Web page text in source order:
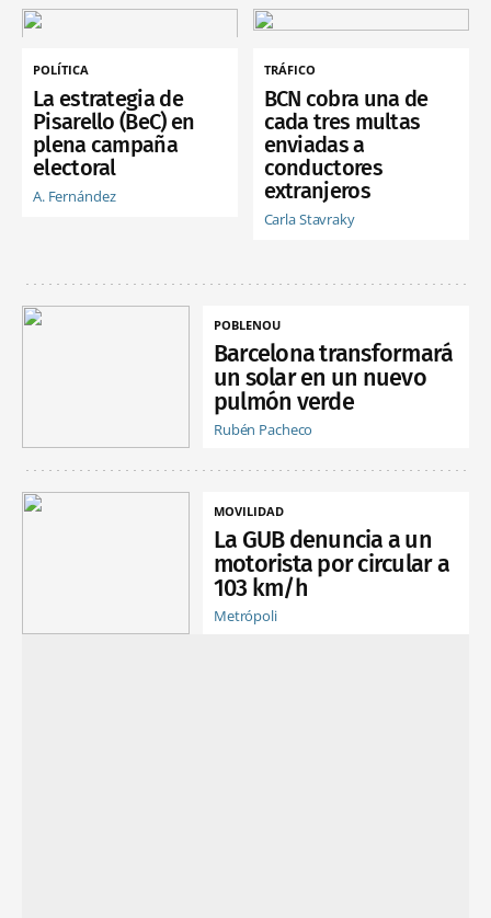
POLÍTICA
La estrategia de
Pisarello (BeC) en
plena campaña
electoral
A. Fernández
TRÁFICO
BCN cobra una de
cada tres multas
enviadas a
conductores
extranjeros
Carla Stavraky
POBLENOU
Barcelona transformará
un solar en un nuevo
pulmón verde
Rubén Pacheco
MOVILIDAD
La GUB denuncia a un
motorista por circular a
103 km/h
Metrópoli